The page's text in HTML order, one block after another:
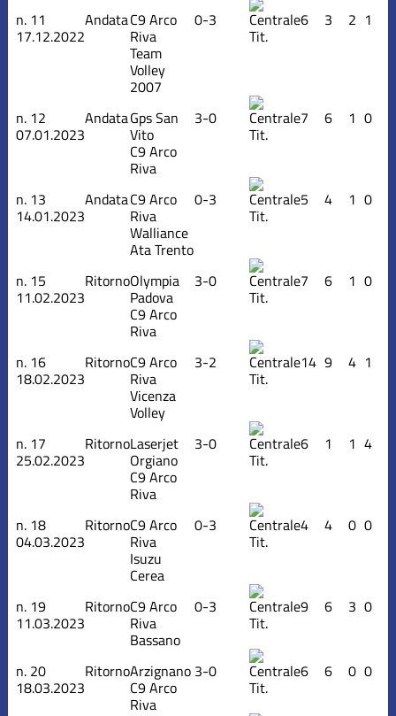
n. 11
17.12.2022
AndataC9 Arco
Riva
Team
Volley
2007
0-3
Tit.
6 3 2 1
n. 12
07.01.2023
AndataGps San
Vito
C9 Arco
Riva
3-0
Tit.
7 6 1 0
n. 13
14.01.2023
AndataC9 Arco
Riva
Walliance
Ata Trento
0-3
Tit.
5 4 1 0
n. 15
11.02.2023
RitornoOlympia
Padova
C9 Arco
Riva
3-0
Tit.
7 6 1 0
n. 16
18.02.2023
RitornoC9 Arco
Riva
Vicenza
Volley
3-2
Tit.
14 9 4 1
n. 17
25.02.2023
RitornoLaserjet
Orgiano
C9 Arco
Riva
3-0
Tit.
6 1 1 4
n. 18
04.03.2023
RitornoC9 Arco
Riva
Isuzu
Cerea
0-3
Tit.
4 4 0 0
n. 19
11.03.2023
RitornoC9 Arco
Riva
Bassano
0-3
Tit.
9 6 3 0
n. 20
18.03.2023
RitornoArzignano
C9 Arco
Riva
3-0
Tit.
6 6 0 0